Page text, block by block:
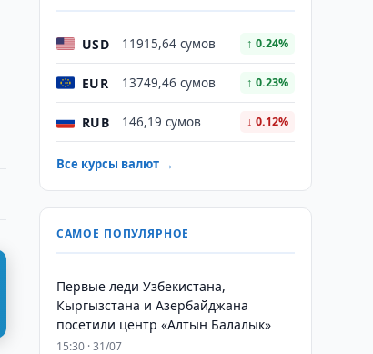
USD 11915,64 сумов ↑ 0.24%
EUR 13749,46 сумов ↑ 0.23%
RUB 146,19 сумов ↓ 0.12%
Все курсы валют →
САМОЕ ПОПУЛЯРНОЕ
Первые леди Узбекистана,
Кыргызстана и Азербайджана
посетили центр «Алтын Балалык»
15:30 · 31/07